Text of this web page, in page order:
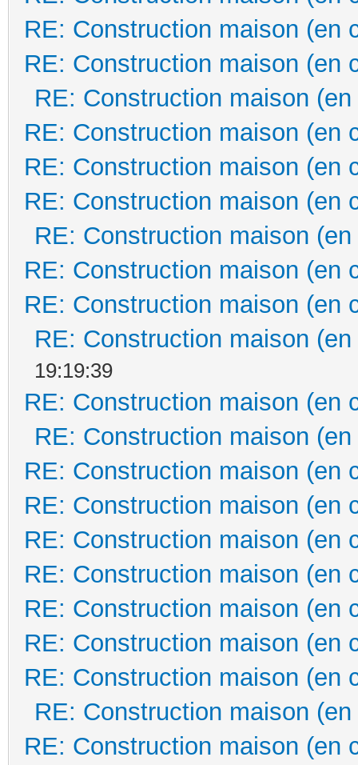
RE: Construction maison (en
RE: Construction maison (en
RE: Construction maison
RE: Construction maison (en
RE: Construction maison (en
RE: Construction maison (en
RE: Construction maison
RE: Construction maison (en
RE: Construction maison (en
RE: Construction maison
19:19:39
RE: Construction maison (en
RE: Construction maison
RE: Construction maison (en
RE: Construction maison (en
RE: Construction maison (en
RE: Construction maison (en
RE: Construction maison (en
RE: Construction maison (en
RE: Construction maison (en
RE: Construction maison
RE: Construction maison (en